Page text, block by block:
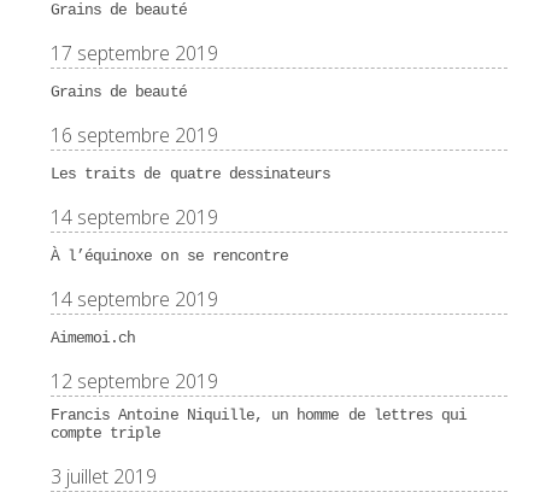
Grains de beauté
17 septembre 2019
Grains de beauté
16 septembre 2019
Les traits de quatre dessinateurs
14 septembre 2019
À l’équinoxe on se rencontre
14 septembre 2019
Aimemoi.ch
12 septembre 2019
Francis Antoine Niquille, un homme de lettres qui
compte triple
3 juillet 2019